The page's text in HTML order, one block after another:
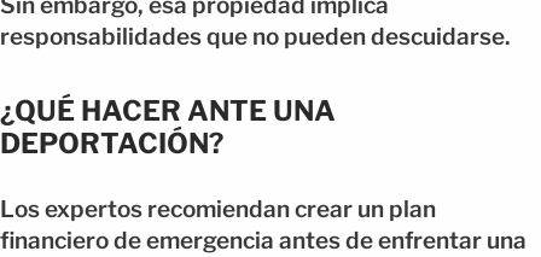
Sin embargo, esa propiedad implica
responsabilidades que no pueden descuidarse.
¿QUÉ HACER ANTE UNA
DEPORTACIÓN?
Los expertos recomiendan crear un plan
financiero de emergencia antes de enfrentar una